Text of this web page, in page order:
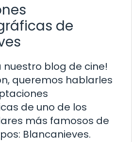
de
nuestro blog de cine!
queremos hablarles
de uno de los
más famosos de
Blancanieves.